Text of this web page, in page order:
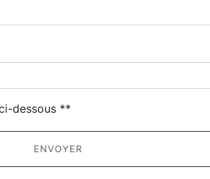
dessous **
ENVOYER